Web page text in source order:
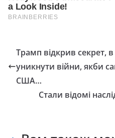
Трамп відкрив секрет,
уникнути війни, якби
США…
Стали відомі